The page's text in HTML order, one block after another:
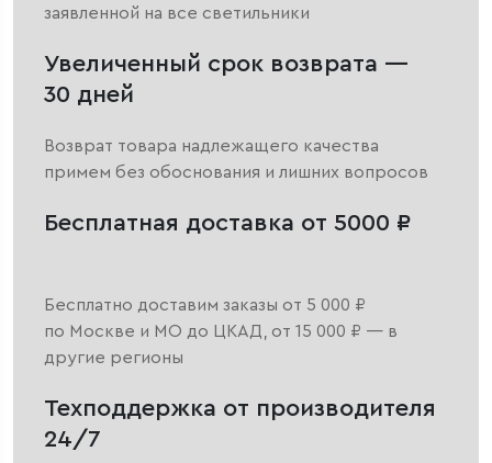
заявленной на все светильники
Увеличенный срок возврата —
30 дней
Возврат товара надлежащего качества
примем без обоснования и лишних вопросов
Бесплатная доставка от 5000 ₽
Бесплатно доставим заказы от 5 000 ₽
по Москве и МО до ЦКАД, от 15 000 ₽ — в
другие регионы
Техподдержка от производителя
24/7